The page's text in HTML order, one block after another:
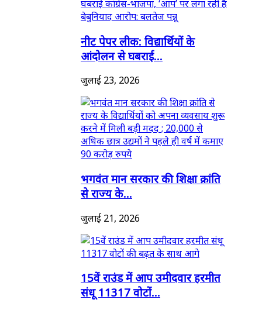
नीट पेपर लीक: विद्यार्थियों के
आंदोलन से घबराई...
जुलाई 23, 2026
भगवंत मान सरकार की शिक्षा क्रांति
से राज्य के...
जुलाई 21, 2026
15वें राउंड में आप उमीदवार हरमीत
संधू 11317 वोटों...